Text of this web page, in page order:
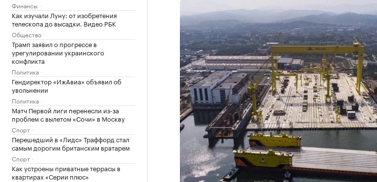
Финансы
Как изучали Луну: от изобретения
телескопа до высадки. Видео РБК
Общество
Трамп заявил о прогрессе в
урегулировании украинского
конфликта
Политика
Гендиректор «ИжАвиа» объявил об
увольнении
Политика
Матч Первой лиги перенесли из-за
проблем с вылетом «Сочи» в Москву
Спорт
Перешедший в «Лидс» Траффорд стал
самым дорогим британским вратарем
Спорт
Как устроены приватные террасы в
квартирах «Серии плюс»